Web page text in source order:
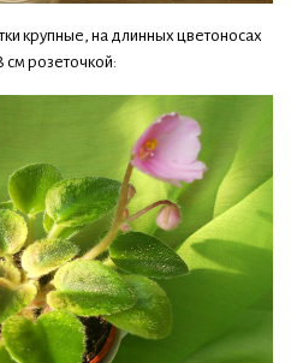
крупные, на длинных цветоносах
см розеточкой: